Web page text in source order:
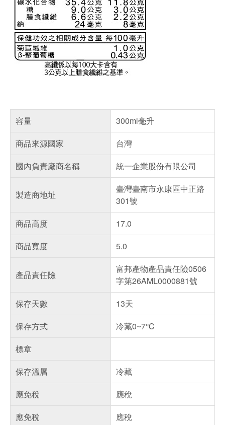
容量
300ml毫升
商品來源國家
台灣
國內負責廠商名稱
統一企業股份有限公司
製造商地址
臺灣臺南市永康區中正路
301號
商品高度
17.0
商品寬度
5.0
產品責任險
富邦產物產品責任險0506
字第26AML0000881號
保存天數
13天
保存方式
冷藏0~7℃
標章
保存溫層
冷藏
應免稅
應稅
應免稅
應稅